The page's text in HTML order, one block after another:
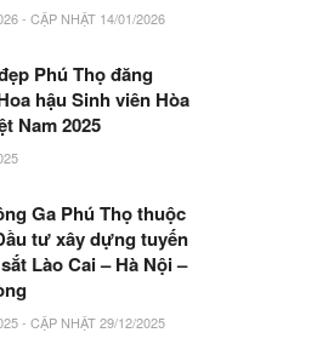
- CẬP NHẬT 14/01/2026
Phú Thọ đăng
hậu Sinh viên Hòa
Nam 2025
Ga Phú Thọ thuộc
tư xây dựng tuyến
Lào Cai – Hà Nội –
- CẬP NHẬT 29/12/2025